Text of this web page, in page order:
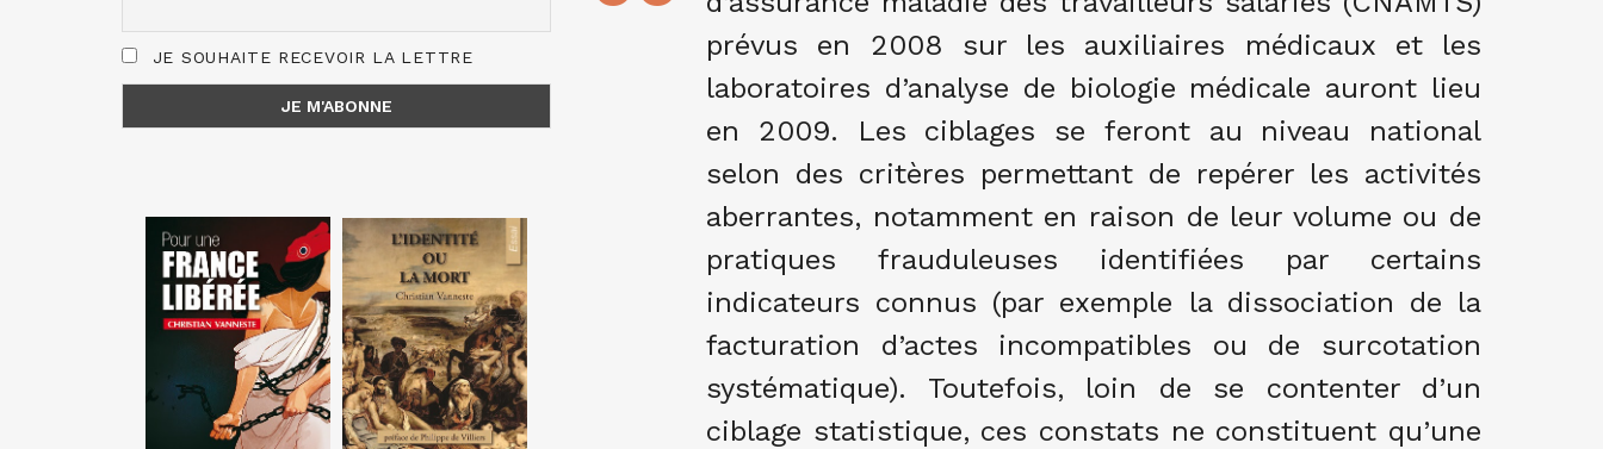
prévus en 2008 sur les auxiliaires médicaux et les
laboratoires d’analyse de biologie médicale auront lieu
en 2009. Les ciblages se feront au niveau national
selon des critères permettant de repérer les activités
aberrantes, notamment en raison de leur volume ou de
pratiques frauduleuses identifiées par certains
indicateurs connus (par exemple la dissociation de la
facturation d’actes incompatibles ou de surcotation
systématique). Toutefois, loin de se contenter d’un
ciblage statistique, ces constats ne constituent qu’une
JE SOUHAITE RECEVOIR LA LETTRE